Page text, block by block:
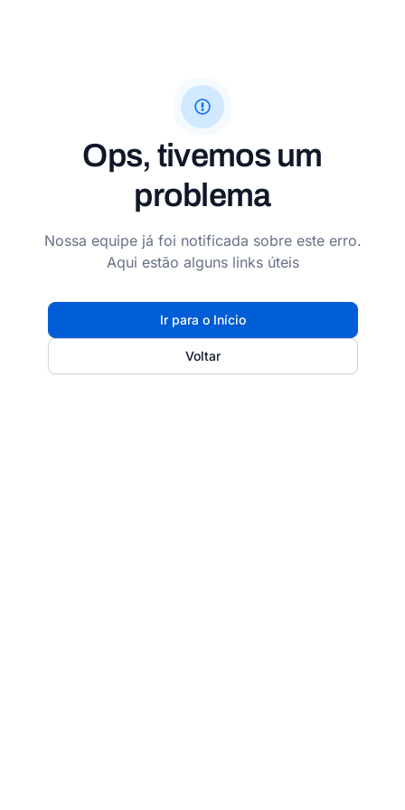
Ops, tivemos um
problema
Nossa equipe já foi notificada sobre este erro.
Aqui estão alguns links úteis
Ir para o Início
Voltar